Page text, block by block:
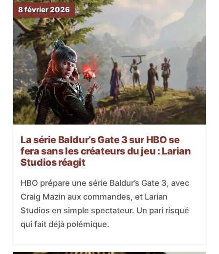
8 février 2026
La série Baldur’s Gate 3 sur HBO se
fera sans les créateurs du jeu : Larian
Studios réagit
HBO prépare une série Baldur’s Gate 3, avec
Craig Mazin aux commandes, et Larian
Studios en simple spectateur. Un pari risqué
qui fait déjà polémique.